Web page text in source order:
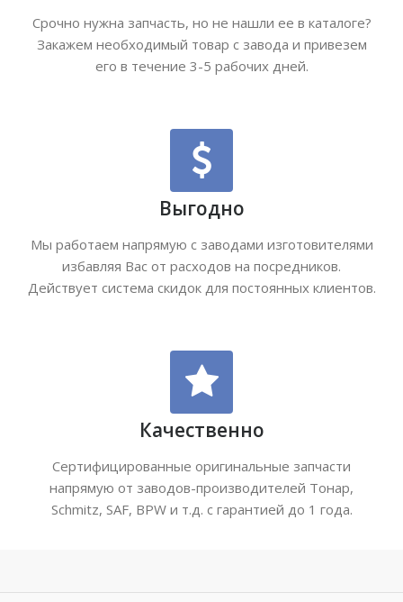
Срочно нужна запчасть, но не нашли ее в каталоге?
Закажем необходимый товар с завода и привезем
его в течение 3-5 рабочих дней.
Выгодно
Мы работаем напрямую с заводами изготовителями
избавляя Вас от расходов на посредников.
Действует система скидок для постоянных клиентов.
Качественно
Сертифицированные оригинальные запчасти
напрямую от заводов-производителей Тонар,
Schmitz, SAF, BPW и т.д. с гарантией до 1 года.